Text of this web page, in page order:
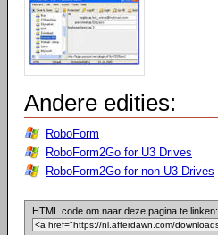
Andere edities:
RoboForm
RoboForm2Go for U3 Drives
RoboForm2Go for non-U3 Drives
HTML code om naar deze pagina te linken: